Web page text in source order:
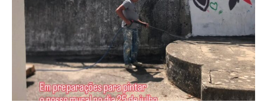
Acesso aos conteúdos Exclusivos para
assinantes
Ofertas para assinatura anual
Escolha o plano